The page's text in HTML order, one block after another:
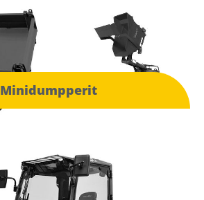
Minidumpperit